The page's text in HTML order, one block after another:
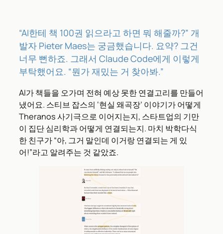
“AI한테 책 100권 읽으라고 하면 뭐 해줄까?” 개
발자 Pieter Maes는 궁금했습니다. 요약? 그건
너무 뻔하죠. 그래서 Claude Code에게 이렇게
부탁했어요. “뭔가 재밌는 거 찾아봐.”
AI가 책들을 오가며 전혀 예상 못한 연결고리를 만들어
냈어요. 스티브 잡스의 ‘현실 왜곡장’ 이야기가 어떻게
Theranos 사기극으로 이어지는지, 스타트업의 기만
이 집단 심리학과 어떻게 연결되는지. 마치 박학다식
한 친구가 “아, 그거 말인데 이거랑 연결되는 게 있
어!”라고 알려주는 것 같았죠.